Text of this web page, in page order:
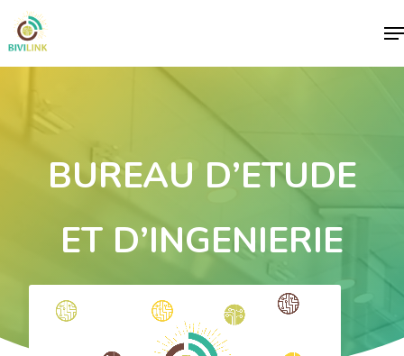
BUREAU D’ETUDE
ET D’INGENIERIE